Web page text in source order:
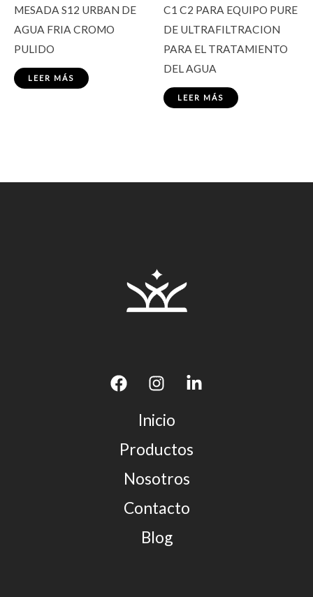
MESADA S12 URBAN DE
AGUA FRIA CROMO
PULIDO
LEER MÁS
C1 C2 PARA EQUIPO PURE
DE ULTRAFILTRACION
PARA EL TRATAMIENTO
DEL AGUA
LEER MÁS
Inicio
Productos
Nosotros
Contacto
Blog